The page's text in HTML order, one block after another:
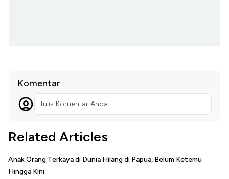
Komentar
Tulis Komentar Anda...
Related Articles
Anak Orang Terkaya di Dunia Hilang di Papua, Belum Ketemu
Hingga Kini